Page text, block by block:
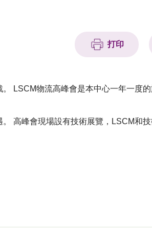
打印
LSCM物流高峰會是本中心一年一度
高峰會現場設有技術展覽，LSCM和